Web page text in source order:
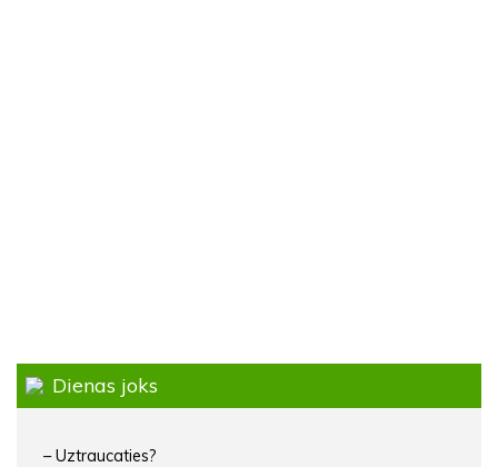
Dienas joks
– Uztraucaties?